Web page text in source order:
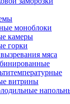
моноблоки
камеры
горки
мяса
витрины